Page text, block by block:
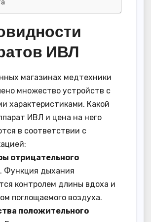
ИВЛ
магазинах медтехники
множество устройств с
характеристиками. Какой
ИВЛ и цена на него
в соответствии с
отрицательного
. Функция дыхания
контролем длины вдоха и
поглощаемого воздуха.
положительного